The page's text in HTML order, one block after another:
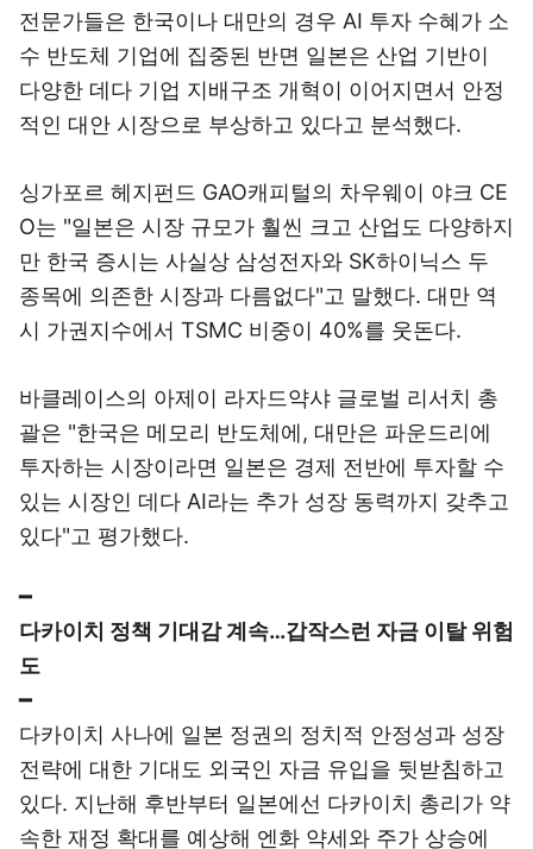
전문가들은 한국이나 대만의 경우 AI 투자 수혜가 소
수 반도체 기업에 집중된 반면 일본은 산업 기반이
다양한 데다 기업 지배구조 개혁이 이어지면서 안정
적인 대안 시장으로 부상하고 있다고 분석했다.
싱가포르 헤지펀드 GAO캐피털의 차우웨이 야크 CE
O는 "일본은 시장 규모가 훨씬 크고 산업도 다양하지
만 한국 증시는 사실상 삼성전자와 SK하이닉스 두
종목에 의존한 시장과 다름없다"고 말했다. 대만 역
시 가권지수에서 TSMC 비중이 40%를 웃돈다.
바클레이스의 아제이 라자드약샤 글로벌 리서치 총
괄은 "한국은 메모리 반도체에, 대만은 파운드리에
투자하는 시장이라면 일본은 경제 전반에 투자할 수
있는 시장인 데다 AI라는 추가 성장 동력까지 갖추고
있다"고 평가했다.
━
다카이치 정책 기대감 계속…갑작스런 자금 이탈 위험
도
━
다카이치 사나에 일본 정권의 정치적 안정성과 성장
전략에 대한 기대도 외국인 자금 유입을 뒷받침하고
있다. 지난해 후반부터 일본에선 다카이치 총리가 약
속한 재정 확대를 예상해 엔화 약세와 주가 상승에